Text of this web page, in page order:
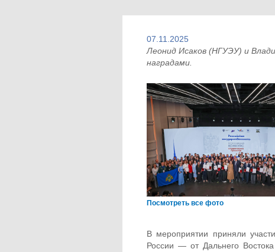
07.11.2025
Леонид Исаков (НГУЭУ) и
наградами.
Посмотреть все фото
В мероприятии приняли
России — от Дальнего